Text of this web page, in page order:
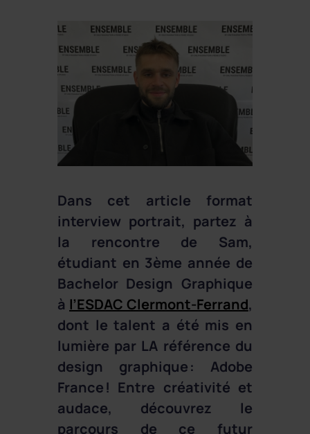
Dans cet article format
interview portrait, partez à
la rencontre de Sam,
étudiant en 3ème année de
Bachelor Design Graphique
à l’ESDAC Clermont-Ferrand,
dont le talent a été mis en
lumière par LA référence du
design graphique : Adobe
France ! Entre créativité et
audace, découvrez le
parcours de ce futur